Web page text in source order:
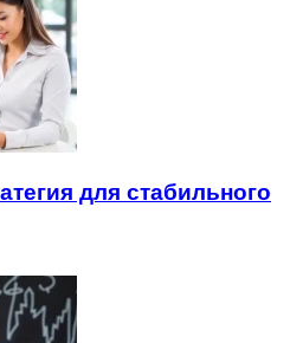
для стабильного